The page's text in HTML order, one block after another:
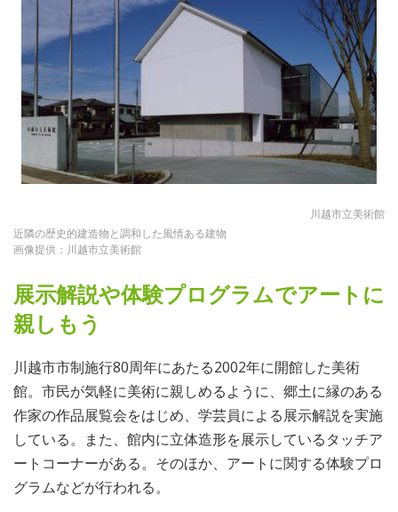
川越市立美術館
近隣の歴史的建造物と調和した風情ある建物
画像提供：川越市立美術館
展示解説や体験プログラムでアートに
親しもう
川越市市制施行80周年にあたる2002年に開館した美術
館。市民が気軽に美術に親しめるように、郷土に縁のある
作家の作品展覧会をはじめ、学芸員による展示解説を実施
している。また、館内に立体造形を展示しているタッチア
ートコーナーがある。そのほか、アートに関する体験プロ
グラムなどが行われる。